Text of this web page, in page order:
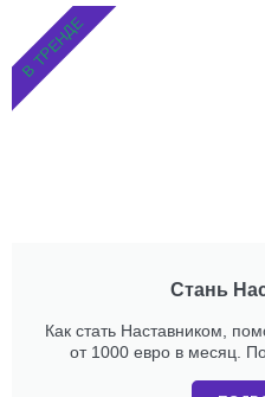
Стань
Как стать Наставником,
от 1000 евро в месяц.
В ТРЕНДЕ